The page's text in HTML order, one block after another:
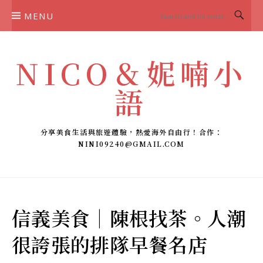
MENU
NICO＆妮喃小
語
分享美食生活與旅遊體驗，熱愛海外自由行！合作：
NINI09240@GMAIL.COM
信義美食｜陳根找茶。人潮
很誇張的排隊早餐名店